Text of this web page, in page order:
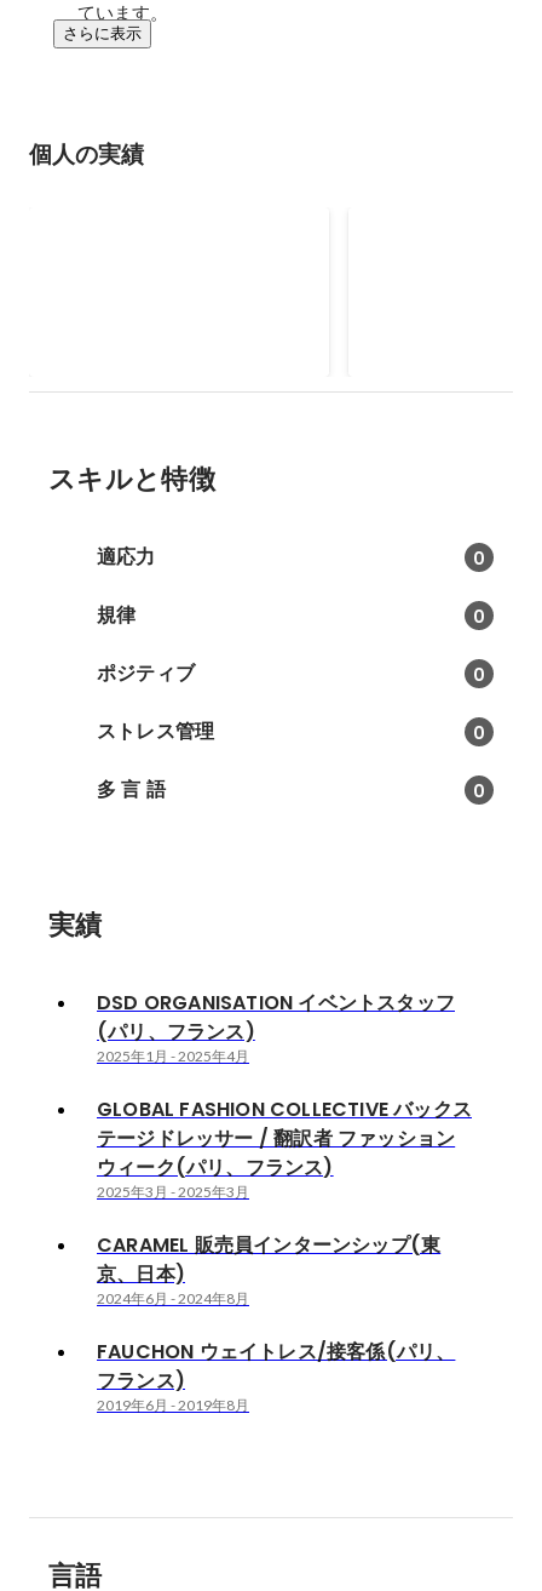
ています。
さらに表示
個人の実績
& Co(ウェディングド
スキルと特徴
適応力 0
規律 0
ポジティブ 0
ストレス管理 0
多 言 語 0
実績
DSD ORGANISATION イベントスタッフ
(パリ、フランス)
2025年1月 -2025年4月
GLOBAL FASHION COLLECTIVE バックス
テージドレッサー / 翻訳者 ファッション
ウィーク(パリ、フランス)
2025年3月 -2025年3月
CARAMEL 販売員インターンシップ(東
京、日本)
2024年6月 -2024年8月
FAUCHON ウェイトレス/接客係(パリ、
フランス)
2019年6月 -2019年8月
言語